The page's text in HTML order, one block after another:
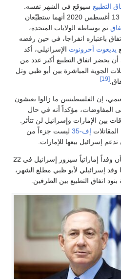
التطبيع سيوقع في الشهر نفسه.
وأعلنت إسرائيل والإمارات في 13 أغسطس 2020 أنهما ستطبّعان
تم بوساطة الولايات المتحدة،
باعتباره انفراجا، في حين رفضه
يديعوت أحرونوت الإسرائيلي، أكد
يحضر اتفاق التطبيع أكبر عدد من
الجوية المباشرة بين أبو ظبي وتل
[19]
إن الفلسطينيين ما زالوا يعيشون
المفاوضات، مؤكداً أنه في حال
بين الإمارات وإسرائيل لن تتأثر.
إف-35
ليست جزءاً من
إسرائيل بيعها للإمارات.
وكانت وكالة رويترز قد أفادت بأن وفداً إماراتياً سيزور إسرائيل في 22
وفد إسرائيلي لأبو ظبي مطلع الشهر،
اتفاق التطبيع بين الطرفين.